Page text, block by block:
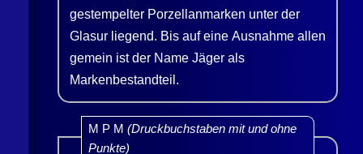
gestempelter Porzellanmarken unter der
Glasur liegend. Bis auf eine Ausnahme allen
gemein ist der Name Jägerals
Markenbestandteil.
M P M(Druckbuchstaben mit und ohne
Punkte)